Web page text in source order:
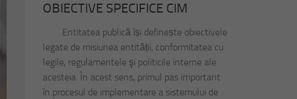
OBIECTIVE SPECIFICE CIM
Entitatea publică își definește obiectivele
legate de misiunea entității, conformitatea cu
legile, regulamentele şi politicile interne ale
acesteia. În acest sens, primul pas important
în procesul de implementare a sistemului de